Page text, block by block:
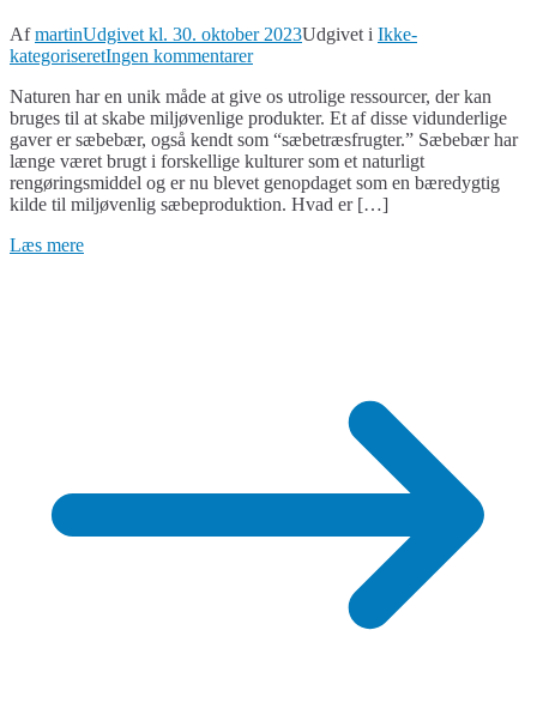
AfmartinUdgivet kl. 30. oktober 2023Udgivet i Ikke-
kategoriseretIngen kommentarertil
Naturens
Skat
til
Miljøvenlig
Sæbe
Naturen har en unik måde at give os utrolige ressourcer, der kan
bruges til at skabe miljøvenlige produkter. Et af disse vidunderlige
gaver er sæbebær, også kendt som “sæbetræsfrugter.” Sæbebær har
længe været brugt i forskellige kulturer som et naturligt
rengøringsmiddel og er nu blevet genopdaget som en bæredygtig
kilde til miljøvenlig sæbeproduktion. Hvad er […]
Læs mere